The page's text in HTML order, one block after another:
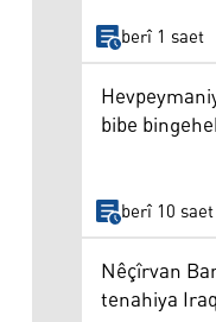
berî 1 saet
bibe
berî 10 saet
Nêçîrvan
tenahiya